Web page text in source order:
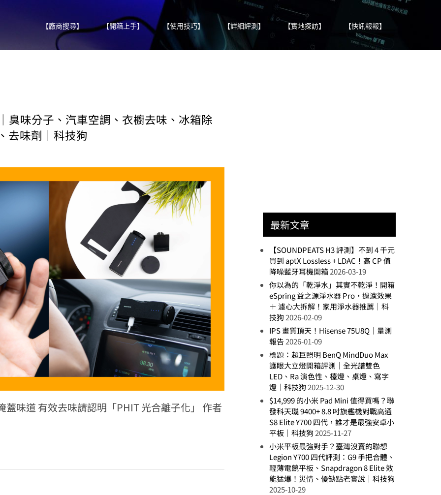
【廠商搜尋】 【開箱上手】 【使用技巧】 【詳細評測】 【實地探訪】 【快訊報報】
臭味分子、汽車空調、衣櫥去味、冰箱除
去味劑｜科技狗
味道 有效去味請認明「PHIT 光合離子化」 作者
最新文章
【SOUNDPEATS H3 評測】不到 4 千元
買到 aptX Lossless + LDAC！高 CP 值
降噪藍牙耳機開箱2026-03-19
你以為的「乾淨水」其實不乾淨！開箱
eSpring 益之源淨水器 Pro，過濾效果
＋ 濾心大拆解！家用淨水器推薦｜科
技狗2026-02-09
IPS 畫質頂天！Hisense 75U8Q｜量測
報告2026-01-09
標題：超巨照明 BenQ MindDuo Max
護眼大立燈開箱評測｜全光譜雙色
LED、Ra 演色性、檯燈、桌燈、寫字
燈｜科技狗2025-12-30
$14,999 的小米 Pad Mini 值得買嗎？聯
發科天璣 9400+ 8.8 吋旗艦機對戰高通
S8 Elite Y700 四代，誰才是最強安卓小
平板｜科技狗2025-11-27
小米平板最強對手？臺灣沒賣的聯想
Legion Y700 四代評測：G9 手把合體、
輕薄電競平板、Snapdragon 8 Elite 效
能猛爆！災情、優缺點老實說｜科技狗
2025-10-29